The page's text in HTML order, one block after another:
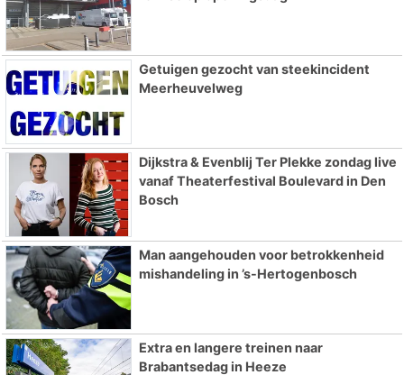
Getuigen gezocht van steekincident
Meerheuvelweg
Dijkstra & Evenblij Ter Plekke zondag live
vanaf Theaterfestival Boulevard in Den
Bosch
Man aangehouden voor betrokkenheid
mishandeling in ’s-Hertogenbosch
Extra en langere treinen naar
Brabantsedag in Heeze